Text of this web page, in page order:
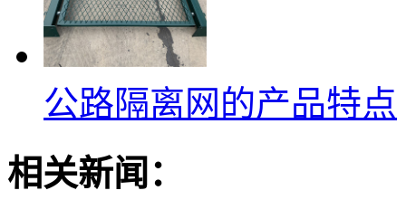
公路隔离网的产品特点
相关新闻：